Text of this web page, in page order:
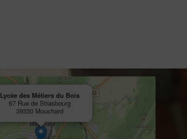
Lycée des Métiers du Bois
67 Rue de Strasbourg
39330 Mouchard